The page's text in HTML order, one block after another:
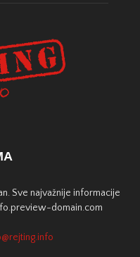
Sve najvažnije informacije
domain.com